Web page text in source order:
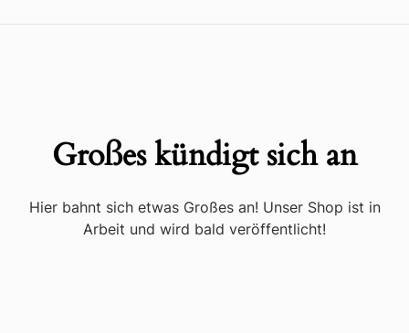
Großes kündigt sich an
Hier bahnt sich etwas Großes an! Unser Shop ist in
Arbeit und wird bald veröffentlicht!